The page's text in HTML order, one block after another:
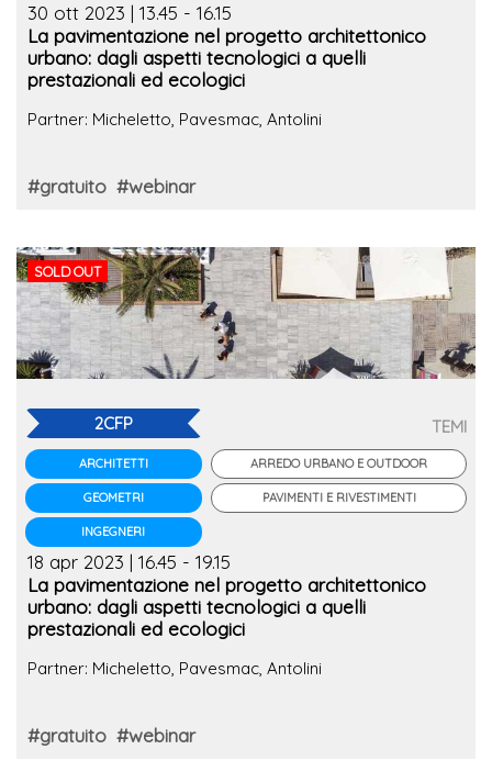
30 ott 2023 | 13.45 - 16.15
La pavimentazione nel progetto architettonico
urbano: dagli aspetti tecnologici a quelli
prestazionali ed ecologici
Partner: Micheletto, Pavesmac, Antolini
#gratuito #webinar
SOLD OUT
2CFP
ARCHITETTI
GEOMETRI
INGEGNERI
TEMI
ARREDO URBANO E OUTDOOR
PAVIMENTI E RIVESTIMENTI
18 apr 2023 | 16.45 - 19.15
La pavimentazione nel progetto architettonico
urbano: dagli aspetti tecnologici a quelli
prestazionali ed ecologici
Partner: Micheletto, Pavesmac, Antolini
#gratuito #webinar